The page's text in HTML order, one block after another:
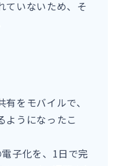
ていないため、そ
をモバイルで、
ようになったこ
子化を、1日で完